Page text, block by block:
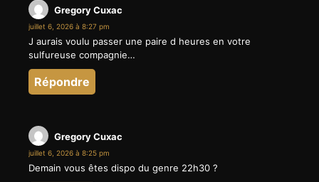
Gregory Cuxac
juillet 6, 2026 à 8:27 pm
J aurais voulu passer une paire d heures en votre
sulfureuse compagnie…
Répondre
Gregory Cuxac
juillet 6, 2026 à 8:25 pm
Demain vous êtes dispo du genre 22h30 ?